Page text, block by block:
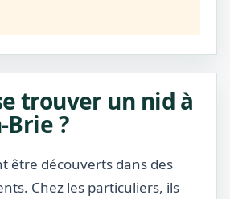
trouver un nid à
Brie ?
être découverts dans des
Chez les particuliers, ils